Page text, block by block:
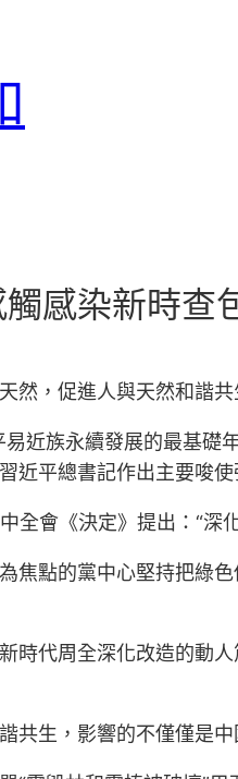
感染新時查
然，促進人與天然和諧
近族永續發展的最基礎
近平總書記作出主要唆使
全會《決定》提出：“深
焦點的黨中心堅持把綠
時代周全深化改造的動
共生，影響的不僅僅是中